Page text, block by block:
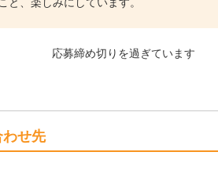
応募締め切りを過ぎています
せ先